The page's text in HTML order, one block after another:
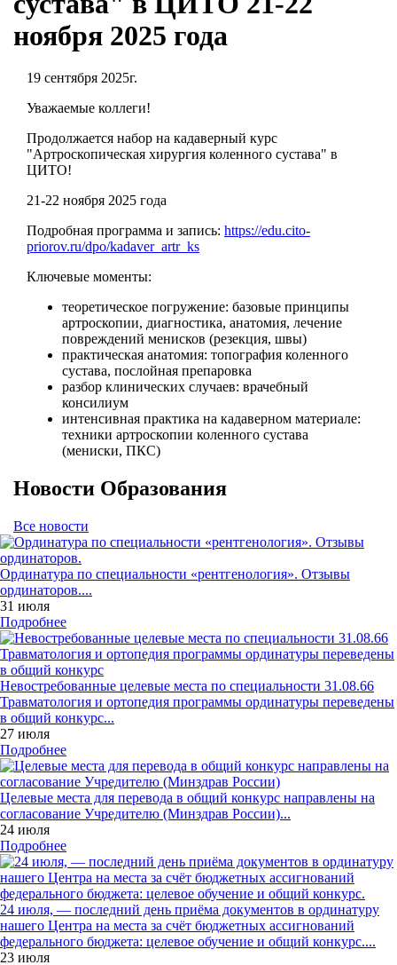
ноября 2025 года
19 сентября 2025г.
Уважаемые коллеги!
Продолжается набор на кадаверный курс
"Артроскопическая хирургия коленного сустава" в
ЦИТО!
21-22 ноября 2025 года
Подробная программа и запись: https://edu.cito-
priorov.ru/dpo/kadaver_artr_ks
Ключевые моменты:
теоретическое погружение: базовые принципы
артроскопии, диагностика, анатомия, лечение
повреждений менисков (резекция, швы)
практическая анатомия: топография коленного
сустава, послойная препаровка
разбор клинических случаев: врачебный
консилиум
интенсивная практика на кадаверном материале:
техники артроскопии коленного сустава
(мениски, ПКС)
Новости Образования
Все новости
Ординатура по специальности «рентгенология». Отзывы
ординаторов....
31 июля
Подробнее
Невостребованные целевые места по специальности 31.08.66
Травматология и ортопедия программы ординатуры переведены
в общий конкурс...
27 июля
Подробнее
Целевые места для перевода в общий конкурс направлены на
согласование Учредителю (Минздрав России)...
24 июля
Подробнее
24 июля, — последний день приёма документов в ординатуру
нашего Центра на места за счёт бюджетных ассигнований
федерального бюджета: целевое обучение и общий конкурс....
23 июля